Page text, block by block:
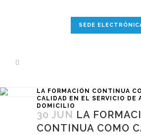
SEDE
LA FORMACIÓN CONTINUA
CALIDAD EN EL SERVICIO DE
DOMICILIO
30 JUN LA
CONTINUA COMO